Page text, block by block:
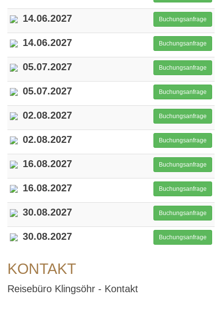
14.06.2027 Buchungsanfrage
14.06.2027 Buchungsanfrage
05.07.2027 Buchungsanfrage
05.07.2027 Buchungsanfrage
02.08.2027 Buchungsanfrage
02.08.2027 Buchungsanfrage
16.08.2027 Buchungsanfrage
16.08.2027 Buchungsanfrage
30.08.2027 Buchungsanfrage
30.08.2027 Buchungsanfrage
KONTAKT
Reisebüro Klingsöhr - Kontakt